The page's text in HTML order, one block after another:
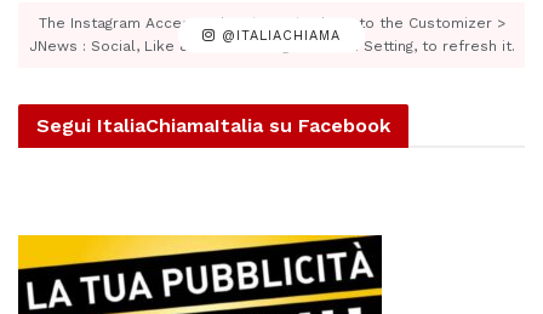
@ITALIACHIAMA
The Instagram Access Token is expired, Go to the Customizer >
JNews : Social, Like & View > Instagram Feed Setting, to refresh it.
Segui ItaliaChiamaItalia su Facebook